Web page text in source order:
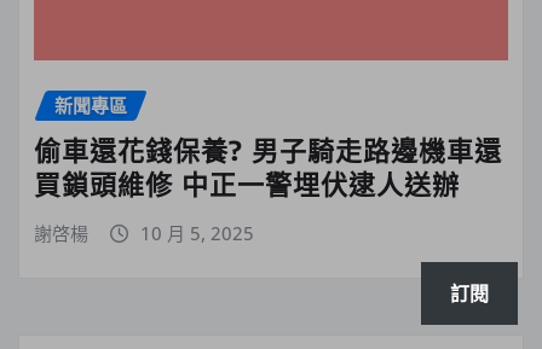
新聞專區
偷車還花錢保養? 男子騎走路邊機車還
買鎖頭維修 中正一警埋伏逮人送辦
謝啓楊 10 月 5, 2025
訂閱